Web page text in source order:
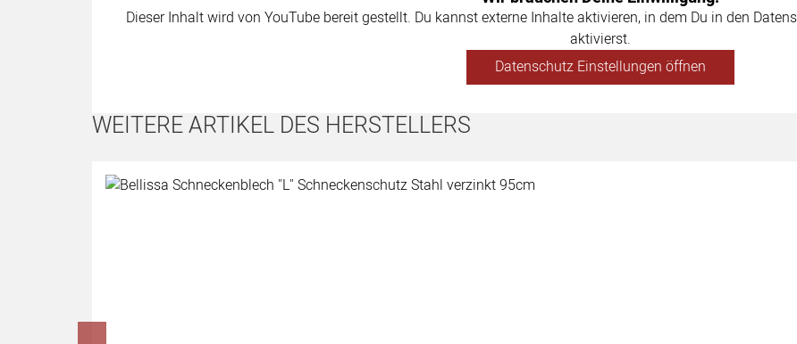
Dieser Inhalt wird von YouTube bereit gestellt. Du kannst externe Inhalte aktivieren, in dem Du in den
aktivierst.
Datenschutz Einstellungen öffnen
WEITERE ARTIKEL DES HERSTELLERS